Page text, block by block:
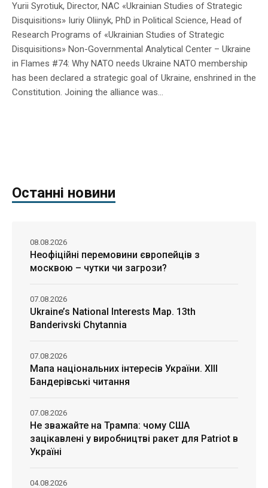
Yurii Syrotiuk, Director, NAC «Ukrainian Studies of Strategic
Disquisitions» Iuriy Oliinyk, PhD in Political Science, Head of
Research Programs of «Ukrainian Studies of Strategic
Disquisitions» Non-Governmental Analytical Center – Ukraine
in Flames #74: Why NATO needs Ukraine NATO membership
has been declared a strategic goal of Ukraine, enshrined in the
Constitution. Joining the alliance was...
Останні новини
Неофіційні перемовини європейців з
москвою – чутки чи загрози?
08.08.2026
Ukraine’s National Interests Map. 13th
Banderivski Chytannia
07.08.2026
Мапа національних інтересів України. ХІІІ
Бандерівські читання
07.08.2026
Не зважайте на Трампа: чому США
зацікавлені у виробництві ракет для Patriot в
Україні
07.08.2026
04.08.2026